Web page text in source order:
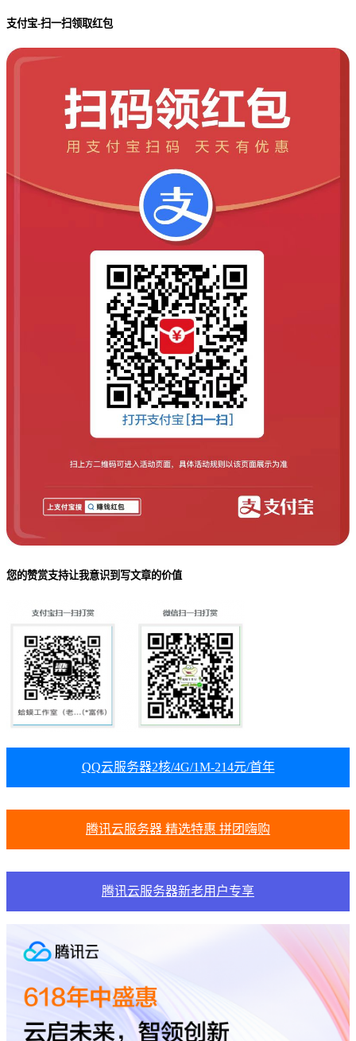
支付宝-扫一扫领取红包
您的赞赏支持让我意识到写文章的价值
QQ云服务器2核/4G/1M-214元/首年
腾讯云服务器 精选特惠 拼团嗨购
腾讯云服务器新老用户专享